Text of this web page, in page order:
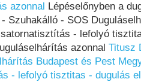
azonnal Lépéselőnyben a
Szuhakálló - SOS
- lefolyó
azonnal Titusz
Budapest és Pest
- lefolyó tisztitas - dugulás